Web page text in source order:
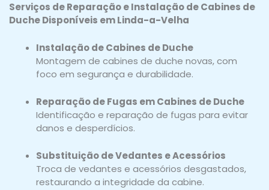
Serviços de Reparação e Instalação de Cabines de
Duche Disponíveis em Linda-a-Velha
Instalação de Cabines de Duche
Montagem de cabines de duche novas, com
foco em segurança e durabilidade.
Reparação de Fugas em Cabines de Duche
Identificação e reparação de fugas para evitar
danos e desperdícios.
Substituição de Vedantes e Acessórios
Troca de vedantes e acessórios desgastados,
restaurando a integridade da cabine.